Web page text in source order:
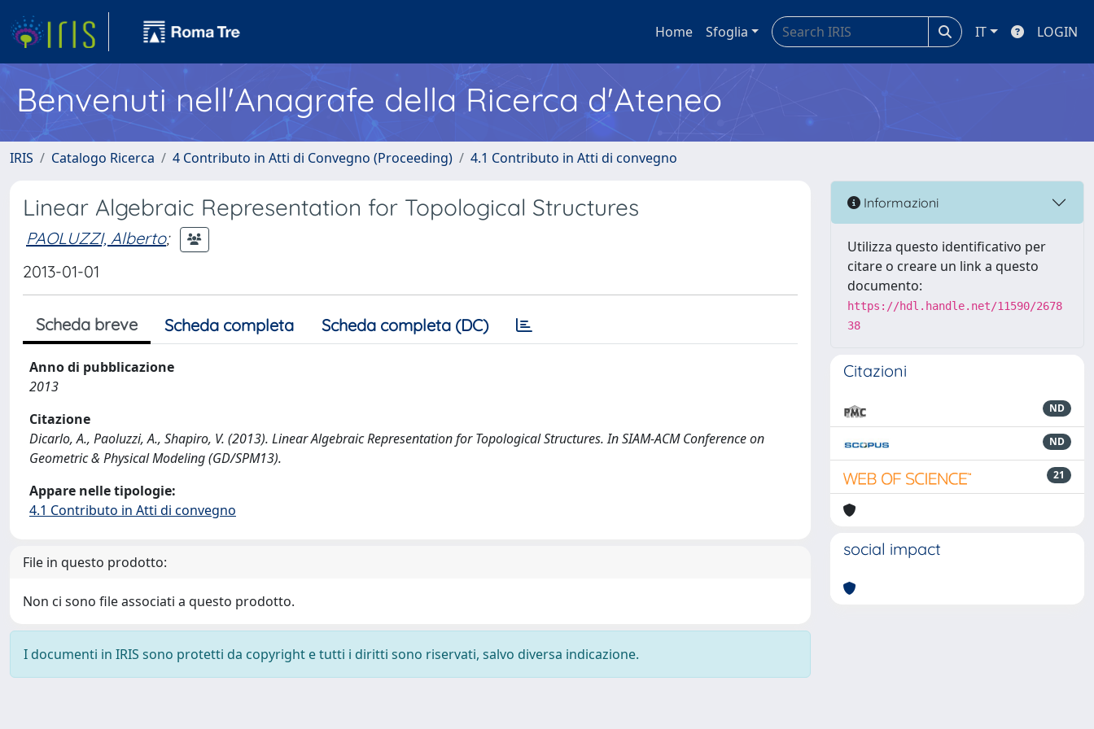
Home Sfoglia IT LOGIN
Benvenuti nell'Anagrafe della Ricerca d'Ateneo
IRIS Catalogo Ricerca 4 Contributo in Atti di Convegno (Proceeding) 4.1 Contributo in Atti di convegno
Linear Algebraic Representation for Topological Structures
PAOLUZZI, Alberto;
2013-01-01
Scheda breve Scheda completa Scheda completa (DC)
Anno di pubblicazione
2013
Citazione
Dicarlo, A., Paoluzzi, A., Shapiro, V. (2013). Linear Algebraic Representation for Topological Structures. In SIAM-ACM Conference on
Geometric & Physical Modeling (GD/SPM13).
Appare nelle tipologie:
4.1 Contributo in Atti di convegno
File in questo prodotto:
Non ci sono file associati a questo prodotto.
I documenti in IRIS sono protetti da copyright e tutti i diritti sono riservati, salvo diversa indicazione.
Informazioni
Utilizza questo identificativo per
citare o creare un link a questo
documento:
https://hdl.handle.net/11590/2678
38
Citazioni
ND
ND
21
social impact